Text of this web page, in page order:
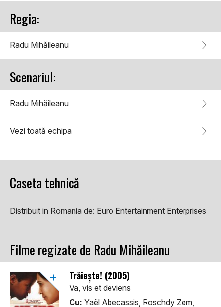
Regia:
Radu Mihăileanu
Scenariul:
Radu Mihăileanu
Vezi toată echipa
Caseta tehnică
Distribuit in Romania de: Euro Entertainment Enterprises
Filme regizate de Radu Mihăileanu
Trăiește! (2005)
Va, vis et deviens
Cu: Yaël Abecassis, Roschdy Zem,